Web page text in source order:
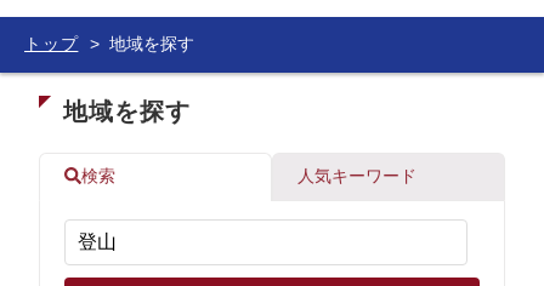
トップ 地域を探す
地域を探す
検索 人気キーワード